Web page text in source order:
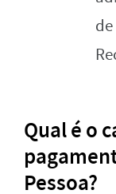
Qual é o
Pessoa?